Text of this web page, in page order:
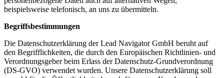
beispielsweise telefonisch, an uns zu übermitteln.
Begriffsbestimmungen
Die Datenschutzerklärung der Lead Navigator GmbH beruht auf
den Begrifflichkeiten, die durch den Europäischen Richtlinien- und
Verordnungsgeber beim Erlass der Datenschutz-Grundverordnung
(DS-GVO) verwendet wurden. Unsere Datenschutzerklärung soll